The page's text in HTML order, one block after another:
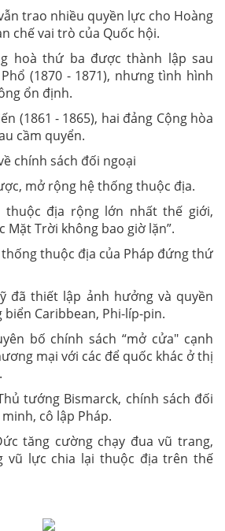
trao nhiều quyền lực cho Hoàng
chế vai trò của Quốc hội.
hoà thứ ba được thành lập sau
(1870 - 1871), nhưng tình hình
ổn định.
(1861 - 1865), hai đảng Cộng hòa
cầm quyển.
chính sách đối ngoại
mở rộng hệ thống thuộc địa.
địa rộng lớn nhất thế giới,
Mặt Trời không bao giờ lặn”.
thuộc địa của Pháp đứng thứ
đã thiết lập ảnh hưởng và quyền
Caribbean, Phi-líp-pin.
bố chính sách “mở cửa" cạnh
mại với các để quốc khác ở thị
tướng Bismarck, chính sách đối
cô lập Pháp.
tăng cường chạy đua vũ trang,
vũ lực chia lại thuộc địa trên thế